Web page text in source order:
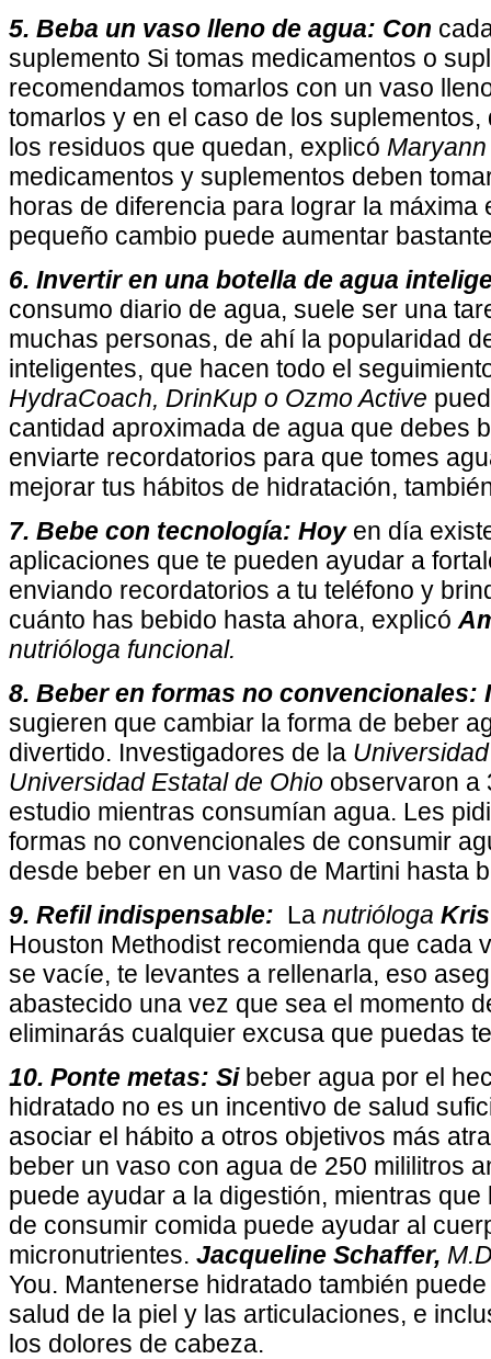
5. Beba un vaso lleno de agua: Con
suplemento Si tomas medicamentos o
recomendamos tomarlos con un vaso
tomarlos y en el caso de los
los residuos que quedan, explicó
medicamentos y suplementos deben
horas de diferencia para lograr la máxima
pequeño cambio puede aumentar
6. Invertir en una botella de agua
consumo diario de agua, suele ser una
muchas personas, de ahí la popularidad
inteligentes, que hacen todo el
HydraCoach, DrinKup o Ozmo Active
cantidad aproximada de agua que debes
enviarte recordatorios para que tomes
mejorar tus hábitos de hidratación,
7. Bebe con tecnología: Hoyen día
aplicaciones que te pueden ayudar a
enviando recordatorios a tu teléfono y
cuánto has bebido hasta ahora, explicó
nutrióloga funcional.
8. Beber en formas no convencionales:
sugieren que cambiar la forma de beber
divertido. Investigadores de la
Universidad Estatal de Ohio observaron a
estudio mientras consumían agua. Les
formas no convencionales de consumir
desde beber en un vaso de Martini hasta
9. Refil indispensable: La nutrióloga
Houston Methodist recomienda que cada
se vacíe, te levantes a rellenarla, eso
abastecido una vez que sea el momento
eliminarás cualquier excusa que puedas
10. Ponte metas: Sibeber agua por el
hidratado no es un incentivo de salud
asociar el hábito a otros objetivos más
beber un vaso con agua de 250 mililitros
puede ayudar a la digestión, mientras
de consumir comida puede ayudar al
micronutrientes. Jacqueline Schaffer,
You. Mantenerse hidratado también
salud de la piel y las articulaciones, e
los dolores de cabeza.